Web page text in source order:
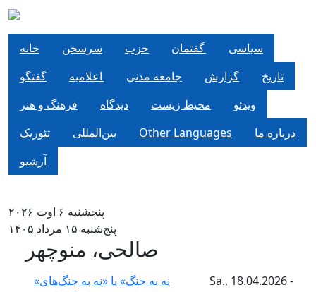
Direkt zum Inhalt
خانه سرسخن حزب
سياسی
گفتگو
جامعه مدنی گزارش
تاریخ
فرهنگ و هنر
دیدگاه محیط زیست
ویدئو
تئوریک
بین‌المللی Other Languages
درباره ما
آرشیو
پنجشنبه ۶ اوت ۲۰۲۶
پنج‌شنبه ۱۵ مرداد ۱۴۰۵
صالحی، منوچهر
«نه به جنگ» یا «نه به جنگ‌های
Sa., 18.04.2026 -